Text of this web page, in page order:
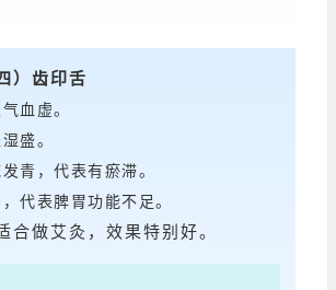
）齿印舌
血虚。
盛。
青，代表有瘀滞。
代表脾胃功能不足。
合做艾灸，效果特别好。